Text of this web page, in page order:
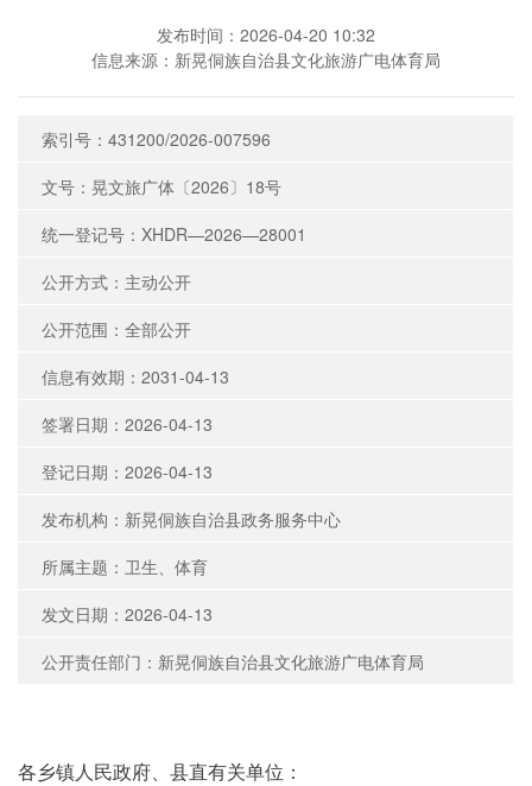
发布时间：2026-04-20 10:32
信息来源：新晃侗族自治县文化旅游广电体育局
索引号：431200/2026-007596
文号：晃文旅广体〔2026〕18号
统一登记号：XHDR—2026—28001
公开方式：主动公开
公开范围：全部公开
信息有效期：2031-04-13
签署日期：2026-04-13
登记日期：2026-04-13
发布机构：新晃侗族自治县政务服务中心
所属主题：卫生、体育
发文日期：2026-04-13
公开责任部门：新晃侗族自治县文化旅游广电体育局
各乡镇人民政府、县直有关单位：